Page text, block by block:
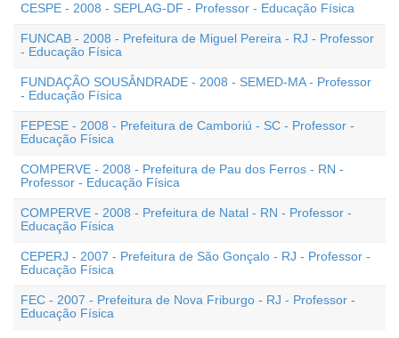
CESPE - 2008 - SEPLAG-DF - Professor - Educação Física
FUNCAB - 2008 - Prefeitura de Miguel Pereira - RJ - Professor
- Educação Física
FUNDAÇÃO SOUSÂNDRADE - 2008 - SEMED-MA - Professor
- Educação Física
FEPESE - 2008 - Prefeitura de Camboriú - SC - Professor -
Educação Física
COMPERVE - 2008 - Prefeitura de Pau dos Ferros - RN -
Professor - Educação Física
COMPERVE - 2008 - Prefeitura de Natal - RN - Professor -
Educação Física
CEPERJ - 2007 - Prefeitura de São Gonçalo - RJ - Professor -
Educação Física
FEC - 2007 - Prefeitura de Nova Friburgo - RJ - Professor -
Educação Física